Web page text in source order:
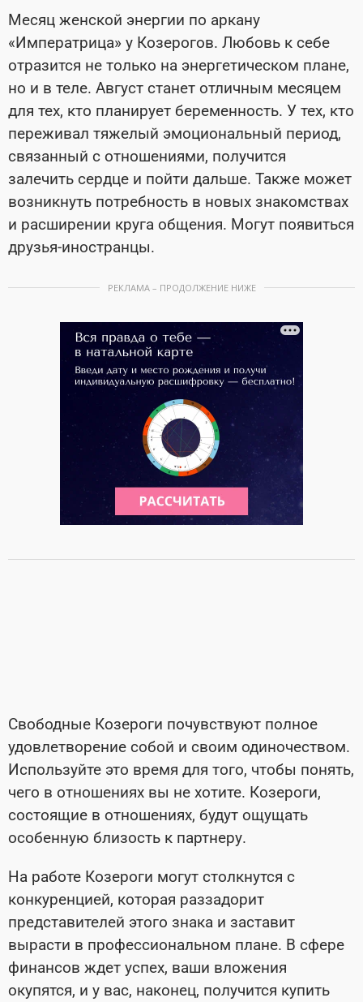
Месяц женской энергии по аркану
«Императрица» у Козерогов. Любовь к себе
отразится не только на энергетическом плане,
но и в теле. Август станет отличным месяцем
для тех, кто планирует беременность. У тех, кто
переживал тяжелый эмоциональный период,
связанный с отношениями, получится
залечить сердце и пойти дальше. Также может
возникнуть потребность в новых знакомствах
и расширении круга общения. Могут появиться
друзья-иностранцы.
РЕКЛАМА – ПРОДОЛЖЕНИЕ НИЖЕ
Свободные Козероги почувствуют полное
удовлетворение собой и своим одиночеством.
Используйте это время для того, чтобы понять,
чего в отношениях вы не хотите. Козероги,
состоящие в отношениях, будут ощущать
особенную близость к партнеру.
На работе Козероги могут столкнутся с
конкуренцией, которая раззадорит
представителей этого знака и заставит
вырасти в профессиональном плане. В сфере
финансов ждет успех, ваши вложения
окупятся, и у вас, наконец, получится купить